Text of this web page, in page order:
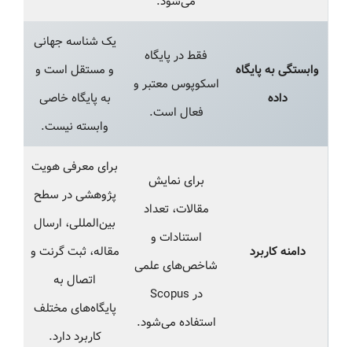
وابستگی به پایگاه
داده
فقط در پایگاه
اسکوپوس معتبر و
فعال است.
یک شناسه جهانی
و مستقل است و
به پایگاه خاصی
وابسته نیست.
دامنه کاربرد
برای نمایش
مقالات، تعداد
استنادات و
شاخص‌های علمی
در Scopus
استفاده می‌شود.
برای معرفی هویت
پژوهشی در سطح
بین‌المللی، ارسال
مقاله، ثبت گرنت و
اتصال به
پایگاه‌های مختلف
کاربرد دارد.